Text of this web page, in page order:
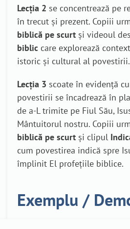
Lecția 2 se concentrează pe
în trecut și prezent. Copiii
biblică pe scurt și videoul
biblic care explorează
istoric și cultural al povestirii.
Lecția 3 scoate în evidență
povestirii se încadrează în
de a-L trimite pe Fiul Său,
Mântuitorul nostru. Copiii
biblică pe scurt și clipul
cum povestirea indică spre
împlinit El profețiile biblice.
Exemplu /